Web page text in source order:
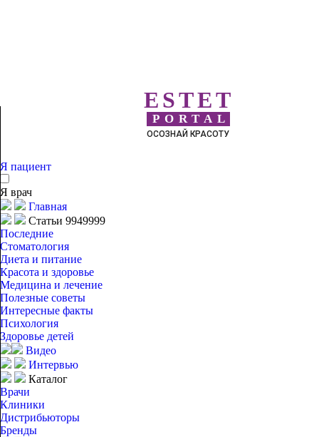
ESTET
PORTAL
ОСОЗНАЙ КРАСОТУ
Я пациент
Я врач
Главная
Статьи 9949999
Последние
Стоматология
Диета и питание
Красота и здоровье
Медицина и лечение
Полезные советы
Интересные факты
Психология
Здоровье детей
Видео
Интервью
Каталог
Врачи
Клиники
Дистрибьюторы
Бренды